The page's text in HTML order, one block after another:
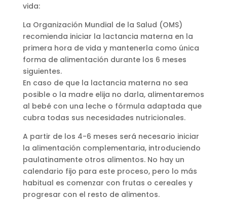
vida:
La Organización Mundial de la Salud (OMS)
recomienda iniciar la lactancia materna en la
primera hora de vida y mantenerla como única
forma de alimentación durante los 6 meses
siguientes.
En caso de que la lactancia materna no sea
posible o la madre elija no darla, alimentaremos
al bebé con una leche o fórmula adaptada que
cubra todas sus necesidades nutricionales.
A partir de los 4-6 meses será necesario iniciar
la alimentación complementaria, introduciendo
paulatinamente otros alimentos. No hay un
calendario fijo para este proceso, pero lo más
habitual es comenzar con frutas o cereales y
progresar con el resto de alimentos.